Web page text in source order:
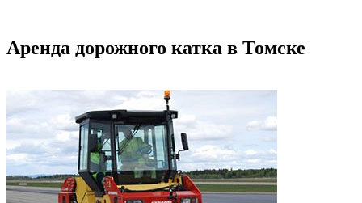
Аренда дорожного катка в Томске